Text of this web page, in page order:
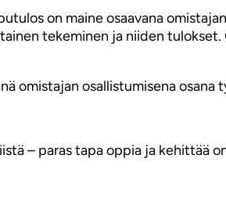
on maine osaavana
tekeminen ja niiden tulokset.
omistajan osallistumisena osana
– paras tapa oppia ja kehittää